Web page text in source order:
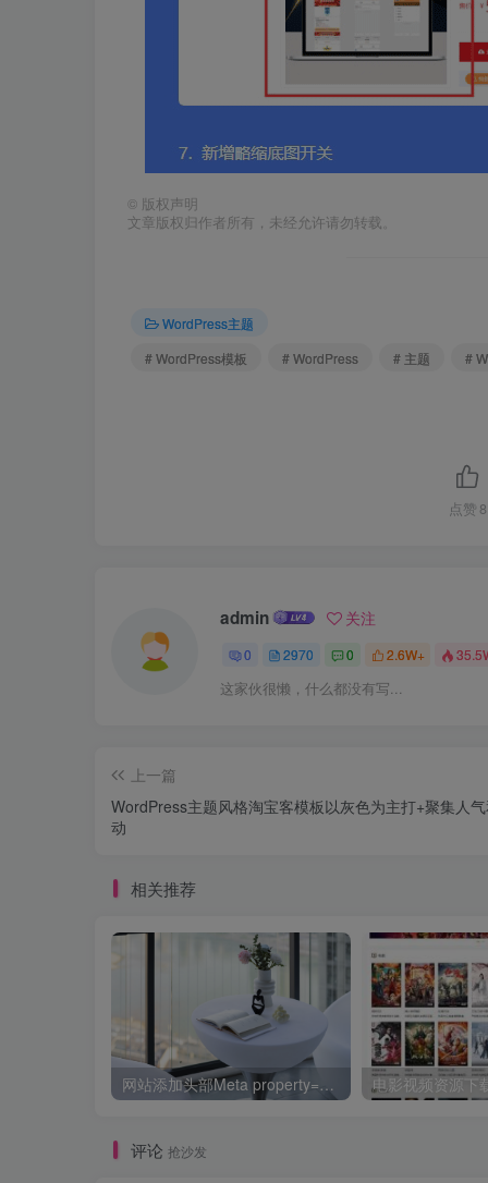
© 版权声明
文章版权归作者所有，未经允许请勿转载。
WordPress主题
# WordPress模板
# WordPress # 主题 #
点赞 8
admin 关注
0 2970 0 2.6W+
这家伙很懒，什么都没有写...
上一篇
WordPress主题风格淘宝客模板以灰色为主打+聚集人
动
相关推荐
网站添加头部Meta property=og协议的使用方法详解教程
评论 抢沙发